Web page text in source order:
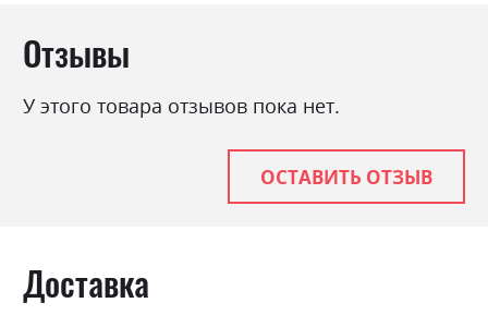
Стиль
Отзывы
У этого товара отзывов пока нет.
ОСТАВИТЬ ОТЗЫВ
Доставка